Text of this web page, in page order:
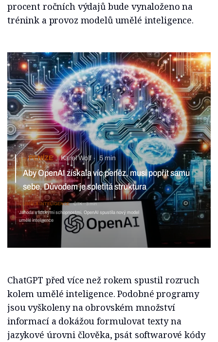
procent ročních výdajů bude vynaloženo na
trénink a provoz modelů umělé inteligence.
PENÍZE Karel Wolf 5 min
Aby OpenAI získala víc peněz, musí popřít samu
sebe. Důvodem je spletitá struktura
UMĚLÁ INTELIGENCE ČTK 3 min
Jahoda s lidskými schopnostmi. OpenAI spustila nový model
umělé inteligence
ChatGPT před více než rokem spustil rozruch
kolem umělé inteligence. Podobné programy
jsou vyškoleny na obrovském množství
informací a dokážou formulovat texty na
jazykové úrovni člověka, psát softwarové kódy